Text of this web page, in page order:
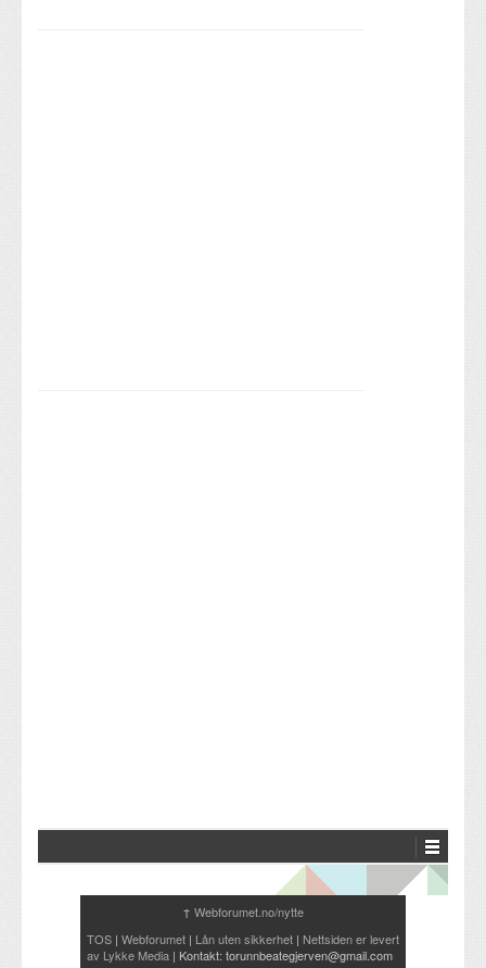
↑ Webforumet.no/nytte
TOS | Webforumet | Lån uten sikkerhet | Nettsiden er levert
av Lykke Media | Kontakt: torunnbeategjerven@gmail.com